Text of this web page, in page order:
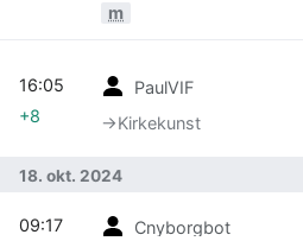
m
PaulVIF
→‎Kirkekunst
16:05
+8
18. okt. 2024
Cnyborgbot
09:17